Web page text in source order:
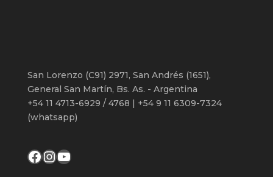
San Lorenzo (C91) 2971, San Andrés (1651),
General San Martín, Bs. As. - Argentina
+54 11 4713-6929 / 4768 | +54 9 11 6309-7324
(whatsapp)
Facebook
Instagram
YouTube